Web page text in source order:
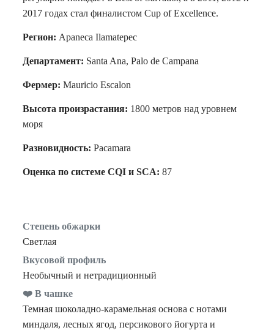
2017 годах стал финалистом Cup of Excellence.
Регион: Apaneca Ilamatepec
Департамент: Santa Ana, Palo de Campana
Фермер: Mauricio Escalon
Высота произрастания: 1800 метров над уровнем
моря
Разновидность: Pacamara
Оценка по системе CQI и SCA:87
Степень обжарки
Светлая
Вкусовой профиль
Необычный и нетрадиционный
❤️ В чашке
Темная шоколадно-карамельная основа с нотами
миндаля, лесных ягод, персикового йогурта и